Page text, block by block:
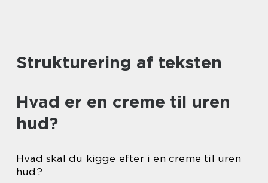
Strukturering af teksten
Hvad er en creme til uren
hud?
Hvad skal du kigge efter i en creme til uren
hud?